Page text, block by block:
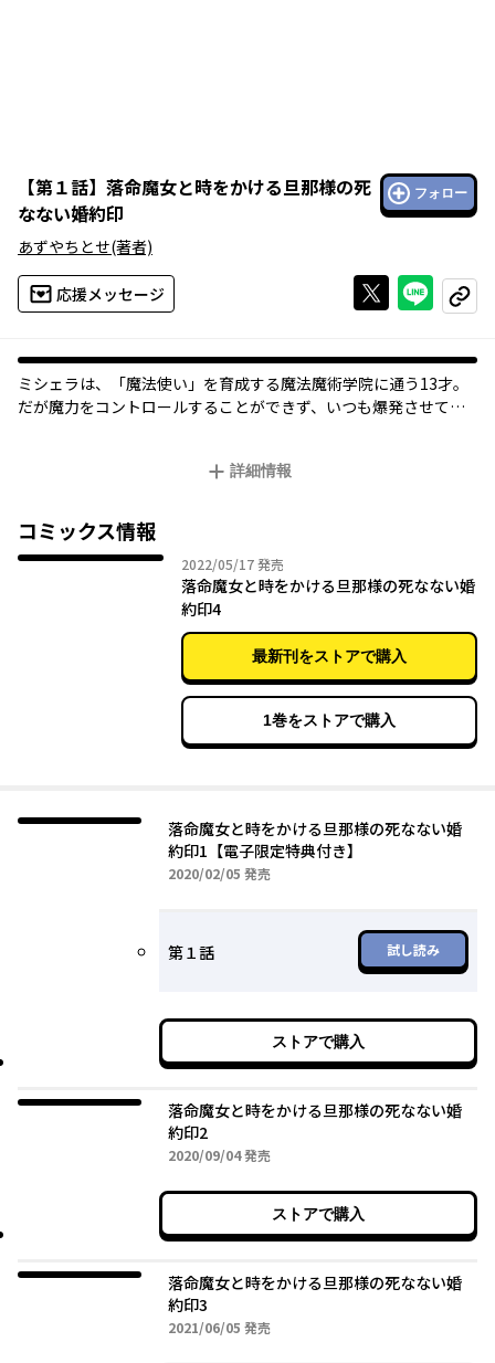
【第１話】 落命魔女と時をかける旦那様の死
なない婚約印
フォロー
あずやちとせ(著者)
応援メッセージ Xで投稿する
ライン
コピー
ミシェラは、「魔法使い」を育成する魔法魔術学院に通う13才。
だが魔力をコントロールすることができず、いつも爆発させてば
ミシェラの前に一人の青年が立っていた。
青年の名はユーシアスといい、未来からやってきたという
あずやちとせが描く、異世界オリジナルラブコメ☆
詳細情報
コミックス情報
2022/05/172022年05月17日
発売
落命魔女と時をかける旦那様の死なない婚
約印4
最新刊をストアで購入
1巻をストアで購入
落命魔女と時をかける旦那様の死なない婚
約印1【電子限定特典付き】
2020/02/05 2020年02月05日
発売
第１話 試し読み
ストアで購入
落命魔女と時をかける旦那様の死なない婚
約印2
2020/09/042020年09月04日
発売
ストアで購入
落命魔女と時をかける旦那様の死なない婚
約印3
2021/06/05 2021年06月05日
発売